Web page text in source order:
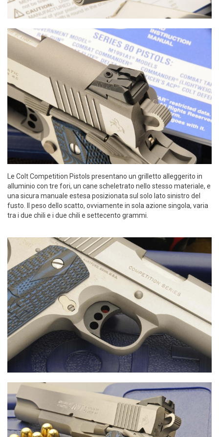
Le Colt Competition Pistols presentano un grilletto alleggerito in
alluminio con tre fori, un cane scheletrato nello stesso materiale, e
una sicura manuale estesa posizionata sul solo lato sinistro del
fusto. Il peso dello scatto, ovviamente in sola azione singola, varia
tra i due chili e i due chili e settecento grammi.